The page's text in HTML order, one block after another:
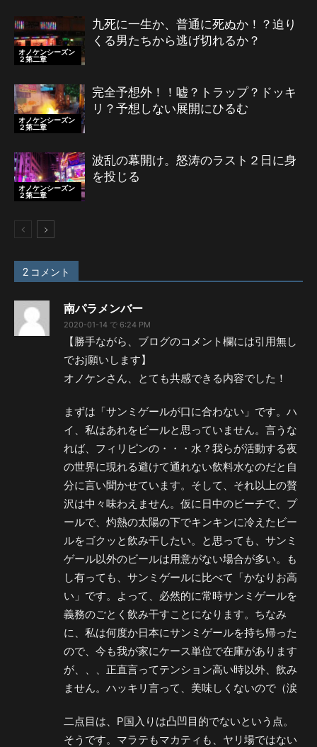
オノケンシーズン
２第二章
九死に一生か、普通に死ぬか！？迫り
くる男たちから逃げ切れるか？
オノケンシーズン
２第二章
完全予想外！！嘘？トラップ？ドッキ
リ？予想しない展開にひるむ
オノケンシーズン
２第二章
波乱の幕開け。怒涛のラスト２日に身
を投じる
2 コメント
南パラメンバー
2020-01-14 で 6:24 PM
【勝手ながら、ブログのコメント欄には引用無し
でおj願いします】
オノケンさん、とても共感できる内容でした！
まずは「サンミゲールが口に合わない」です。ハ
イ、私はあれをビールと思っていません。言うな
れば、フィリピンの・・・水？我らが活動する夜
の世界に現れる避けて通れない飲料水なのだと自
分に言い聞かせています。そして、それ以上の贅
沢は中々味わえません。仮に日中のビーチで、プ
ールで、灼熱の太陽の下でキンキンに冷えたビー
ルをゴクッと飲み干したい。と思っても、サンミ
ゲール以外のビールは用意がない場合が多い。も
し有っても、サンミゲールに比べて「かなりお高
い」です。よって、必然的に常時サンミゲールを
義務のごとく飲み干すことになります。ちなみ
に、私は何度か日本にサンミゲールを持ち帰った
ので、今も我が家にケース単位で在庫があります
が、、、正直言ってテンション高い時以外、飲み
ません。ハッキリ言って、美味しくないので（涙
二点目は、P国入りは凸凹目的でないという点。
そうです。マラテもマカティも、ヤリ場ではない